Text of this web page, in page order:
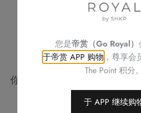
如有任何争议，Royal Delights by Royal
你可能会喜欢
您是帝赏（Go Royal）
于帝赏 APP 购物 ，尊享会
The Point 积分。
于 APP 继续购